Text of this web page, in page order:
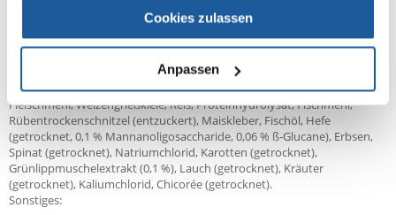
Cookies zulassen
Anpassen
Geflügelfleischmehl (16 %), Gerste, Mais, Weizenmehl, Weizen, Tierfett,
Fleischmehl, Weizengrießkleie, Reis, Proteinhydrolysat, Fischmehl,
Rübentrockenschnitzel (entzuckert), Maiskleber, Fischöl, Hefe
(getrocknet, 0,1 % Mannanoligosaccharide, 0,06 % ß-Glucane), Erbsen,
Spinat (getrocknet), Natriumchlorid, Karotten (getrocknet),
Grünlippmuschelextrakt (0,1 %), Lauch (getrocknet), Kräuter
(getrocknet), Kaliumchlorid, Chicorée (getrocknet).
Sonstiges: